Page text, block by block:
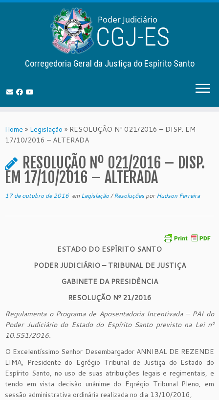
to
content
Corregedoria Geral da Justiça do Espírito Santo
Home » Legislação » RESOLUÇÃO Nº 021/2016 – DISP. EM
17/10/2016 – ALTERADA
RESOLUÇÃO Nº 021/2016 – DISP.
EM 17/10/2016 – ALTERADA
17 de outubro de 2016 em Legislação/ResoluçõesporHudson Ferreira
ESTADO DO ESPÍRITO SANTO
PODER JUDICIÁRIO – TRIBUNAL DE JUSTIÇA
GABINETE DA PRESIDÊNCIA
RESOLUÇÃO Nº 21/2016
Regulamenta o Programa de Aposentadoria Incentivada – PAI do
Poder Judiciário do Estado do Espírito Santo previsto na Lei nº
10.551/2016.
O Excelentíssimo Senhor Desembargador ANNIBAL DE REZENDE
LIMA, Presidente do Egrégio Tribunal de Justiça do Estado do
Espírito Santo, no uso de suas atribuições legais e regimentais, e
tendo em vista decisão unânime do Egrégio Tribunal Pleno, em
sessão administrativa ordinária realizada no dia 13/10/2016,